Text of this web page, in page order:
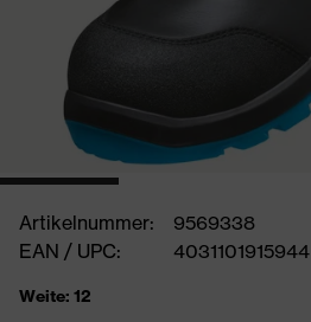
Artikelnummer:
9569338
EAN / UPC:
4031101915944
Weite: 12